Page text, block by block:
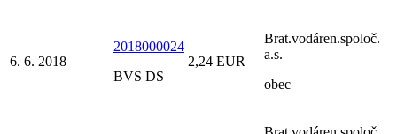
6. 6. 2018
2018000024
BVS DS
2,24 EUR
Brat.vodáren.spoloč.
a.s.
obec